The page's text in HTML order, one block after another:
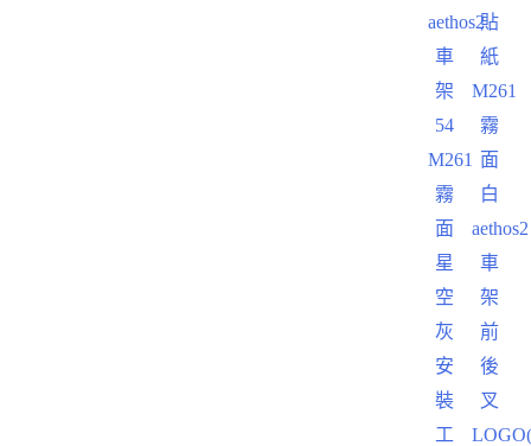
aethos2
車
架
54
M261
霧
面
星
空
灰
安
裝
工
貼
紙
M261
霧
面
白
aethos2
車
架
前
後
叉